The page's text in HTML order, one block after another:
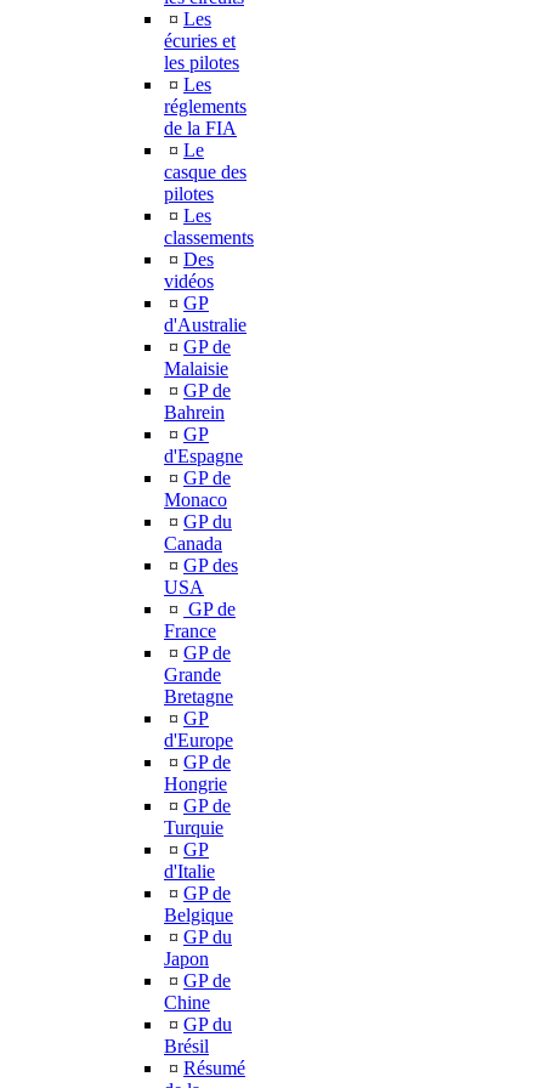
¤ Les
écuries et
les pilotes
¤ Les
réglements
de la FIA
¤ Le
casque des
pilotes
¤ Les
classements
¤ Des
vidéos
¤ GP
d'Australie
¤ GP de
Malaisie
¤ GP de
Bahrein
¤ GP
d'Espagne
¤ GP de
Monaco
¤ GP du
Canada
¤ GP des
USA
¤ GP de
France
¤ GP de
Grande
Bretagne
¤ GP
d'Europe
¤ GP de
Hongrie
¤ GP de
Turquie
¤ GP
d'Italie
¤ GP de
Belgique
¤ GP du
Japon
¤ GP de
Chine
¤ GP du
Brésil
¤ Résumé